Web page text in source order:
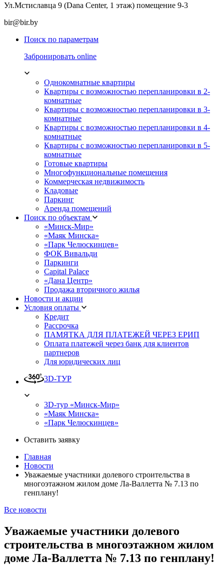
Ул.Мстиславца 9 (Dana Center, 1 этаж) помещение 9-3
bir@bir.by
Поиск по параметрам
Забронировать online
Однокомнатные квартиры
Квартиры с возможностью перепланировки в 2-
комнатные
Квартиры с возможностью перепланировки в 3-
комнатные
Квартиры с возможностью перепланировки в 4-
комнатные
Квартиры с возможностью перепланировки в 5-
комнатные
Готовые квартиры
Многофункциональные помещения
Коммерческая недвижимость
Кладовые
Паркинг
Аренда помещений
Поиск по объектам
«Минск-Мир»
«Маяк Минска»
«Парк Челюскинцев»
ФОК Вивальди
Паркинги
Capital Palace
«Дана Центр»
Продажа вторичного жилья
Новости и акции
Условия оплаты
Кредит
Рассрочка
ПАМЯТКА ДЛЯ ПЛАТЕЖЕЙ ЧЕРЕЗ ЕРИП
Оплата платежей через банк для клиентов
партнеров
Для юридических лиц
3D-ТУР
3D-тур «Минск-Мир»
«Маяк Минска»
«Парк Челюскинцев»
Оставить заявку
Главная
Новости
Уважаемые участники долевого строительства в
многоэтажном жилом доме Ла-Валлетта № 7.13 по
генплану!
Все новости
Уважаемые участники долевого
строительства в многоэтажном жилом
доме Ла-Валлетта № 7.13 по генплану!